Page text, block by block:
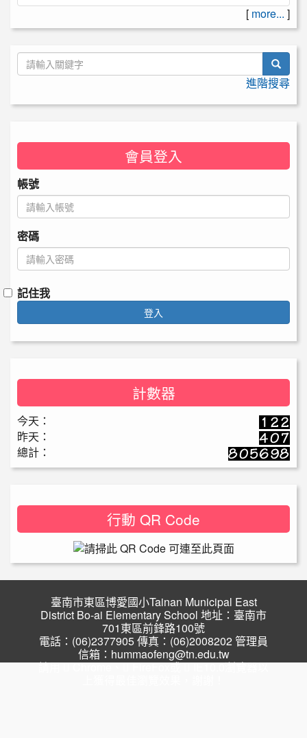
[ more... ]
進階搜尋
會員登入
帳號
密碼
記住我
登入
計數器
今天：
昨天：
總計：
行動 QR Code
臺南市東區博愛國小Tainan Municipal East
District Bo-ai Elementary School 地址：臺南市
701東區前鋒路100號
電話：(06)2377905 傳真：(06)2008202 管理員
信箱：hummaofeng@tn.edu.tw
請用 Chrome、 FireFox或 IE10.0瀏覽器以